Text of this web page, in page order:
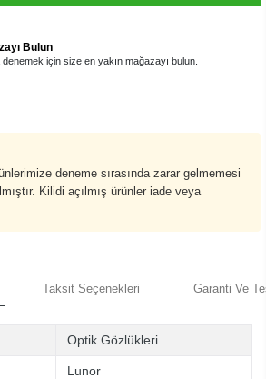
Bulun
için size en yakın mağazayı bulun.
deneme sırasında zarar gelmemesi
Kilidi açılmış ürünler iade veya
Taksit Seçenekleri Garanti Ve
Optik Gözlükleri
Lunor